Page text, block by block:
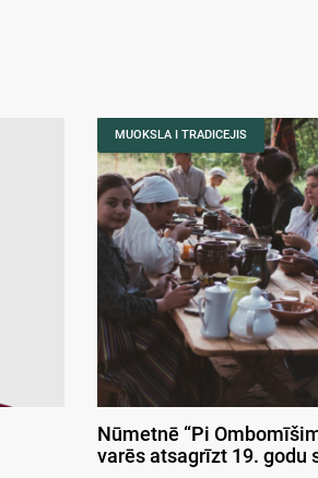
MUOKSLA I TRADICEJIS
Nūmetnē “Pi
varēs atsagrīzt 19. godu